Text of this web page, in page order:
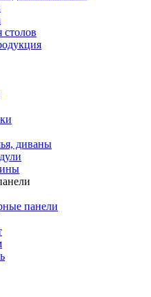
столов
диваны
панели